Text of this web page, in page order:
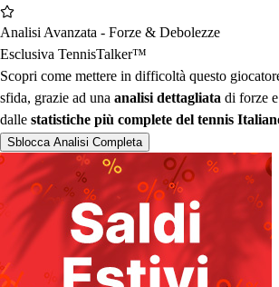
Analisi Avanzata - Forze & Debolezze
Esclusiva TennisTalker™︎
Scopri come mettere in difficoltà questo
sfida, grazie ad una analisi dettagliata di forze
dalle statistiche più complete del tennis
Sblocca Analisi Completa